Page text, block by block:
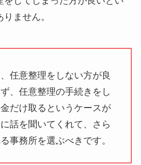
ません。
任意整理をしない方が良
、任意整理の手続きをし
だけ取るというケースが
話を聞いてくれて、さら
事務所を選ぶべきです。